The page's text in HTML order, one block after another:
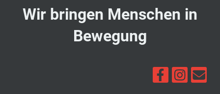
Wir bringen Menschen in
Bewegung